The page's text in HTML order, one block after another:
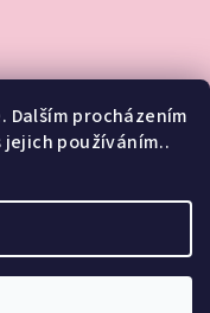
Dalším procházením
používáním..